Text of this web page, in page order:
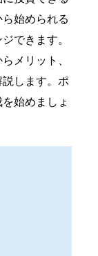
始められる
できます。
メリット、
します。ポ
始めましょ